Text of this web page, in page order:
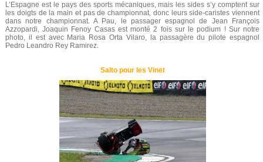
L’Espagne est le pays des sports mécaniques, mais les sides s’y comptent sur
les doigts de la main et pas de championnat, donc leurs side-caristes viennent
dans notre championnat. A Pau, le passager espagnol de Jean François
Azzopardi, Joaquin Fenoy Casas est monté 2 fois sur le podium ! Sur notre
photo, il est avec Maria Rosa Orta Vilaro, la passagère du pilote espagnol
Pedro Leandro Rey Ramirez.
Salto pour les Vinet